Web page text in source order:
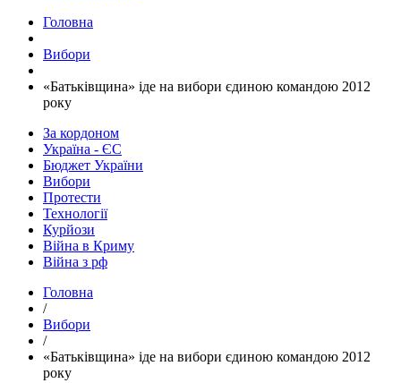
Головна
Вибори
«Батьківщина» іде на вибори єдиною командою 2012
року
За кордоном
Україна - ЄС
Бюджет України
Вибори
Протести
Технології
Курйози
Війна в Криму
Війна з рф
Головна
/
Вибори
/
«Батьківщина» іде на вибори єдиною командою 2012
року